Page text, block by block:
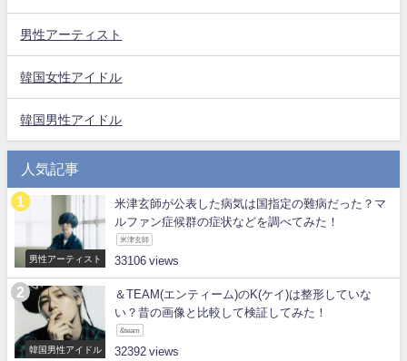
男性アーティスト
韓国女性アイドル
韓国男性アイドル
人気記事
男性アーティスト
米津玄師が公表した病気は国指定の難病だった？マ
ルファン症候群の症状などを調べてみた！
米津玄師
33106
韓国男性アイドル
＆TEAM(エンティーム)のK(ケイ)は整形していな
い？昔の画像と比較して検証してみた！
&team
32392